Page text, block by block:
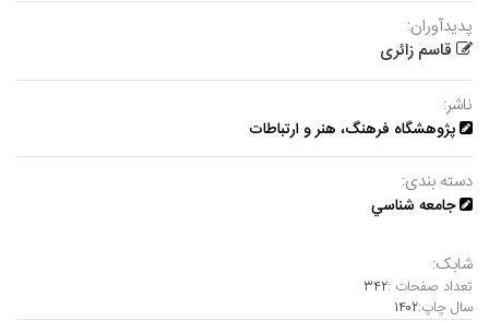
پدیدآوران:
قاسم زائری
ناشر:
پژوهشگاه فرهنگ، هنر و ارتباطات
دسته بندی:
جامعه شناسي
شابک:
تعداد صفحات :۳۴۲
سال چاپ:۱۴۰۲